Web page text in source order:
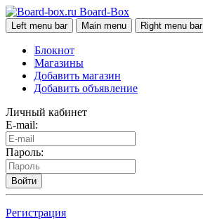
Board-Box
Left menu bar Main menu Right menu bar
Блокнот
Магазины
Добавить магазин
Добавить объявление
Личный кабинет
E-mail:
Пароль:
Войти
Регистрация